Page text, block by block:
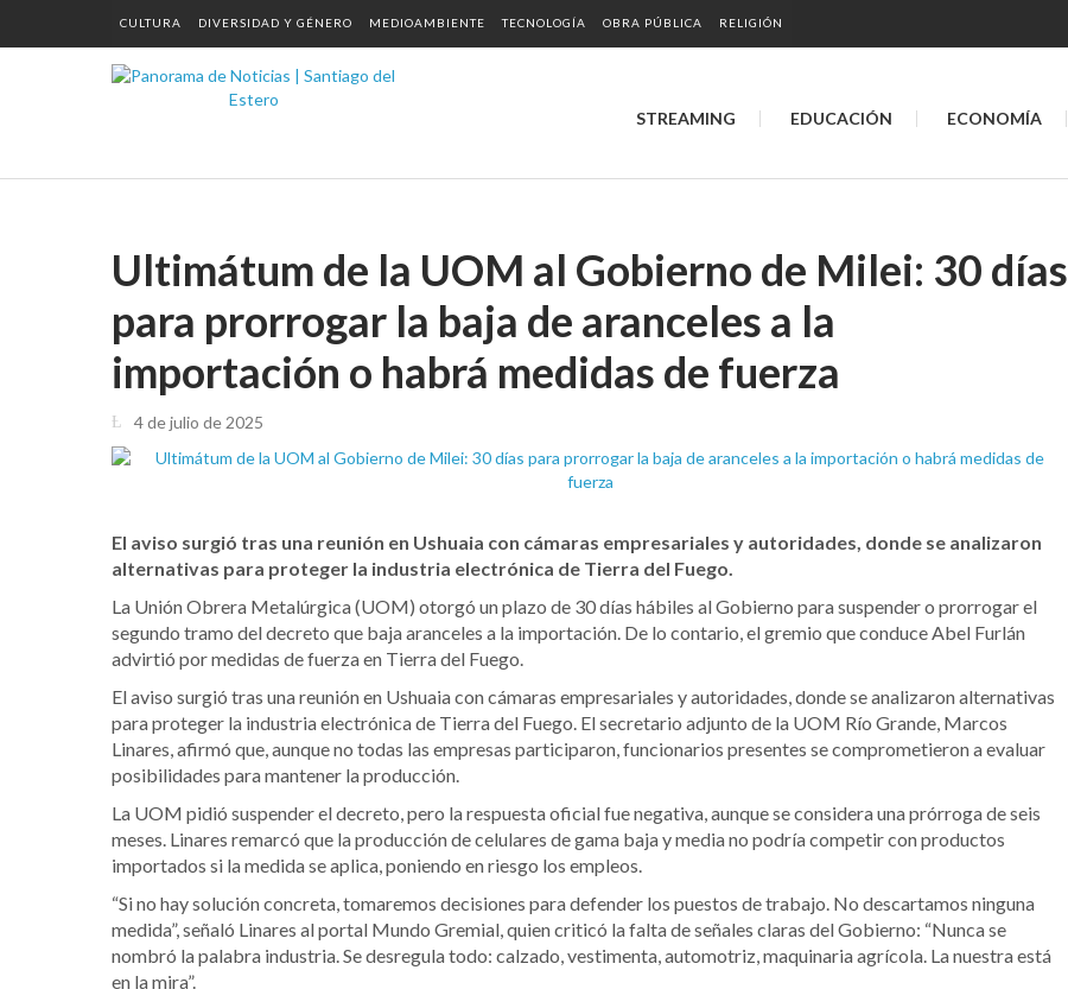
CULTURA DIVERSIDAD Y GÉNERO MEDIOAMBIENTE TECNOLOGÍA OBRA PÚBLICA RELIGIÓN
STREAMING EDUCACIÓN ECONOMÍA
Ultimátum de la UOM al Gobierno de Milei: 30 días
para prorrogar la baja de aranceles a la
importación o habrá medidas de fuerza
4 de julio de 2025
El aviso surgió tras una reunión en Ushuaia con cámaras empresariales y autoridades, donde se analizaron
alternativas para proteger la industria electrónica de Tierra del Fuego.
La Unión Obrera Metalúrgica (UOM) otorgó un plazo de 30 días hábiles al Gobierno para suspender o prorrogar el
segundo tramo del decreto que baja aranceles a la importación. De lo contario, el gremio que conduce Abel Furlán
advirtió por medidas de fuerza en Tierra del Fuego.
El aviso surgió tras una reunión en Ushuaia con cámaras empresariales y autoridades, donde se analizaron alternativas
para proteger la industria electrónica de Tierra del Fuego. El secretario adjunto de la UOM Río Grande, Marcos
Linares, afirmó que, aunque no todas las empresas participaron, funcionarios presentes se comprometieron a evaluar
posibilidades para mantener la producción.
La UOM pidió suspender el decreto, pero la respuesta oficial fue negativa, aunque se considera una prórroga de seis
meses. Linares remarcó que la producción de celulares de gama baja y media no podría competir con productos
importados si la medida se aplica, poniendo en riesgo los empleos.
“Si no hay solución concreta, tomaremos decisiones para defender los puestos de trabajo. No descartamos ninguna
medida”, señaló Linares al portal Mundo Gremial, quien criticó la falta de señales claras del Gobierno: “Nunca se
nombró la palabra industria. Se desregula todo: calzado, vestimenta, automotriz, maquinaria agrícola. La nuestra está
en la mira”.